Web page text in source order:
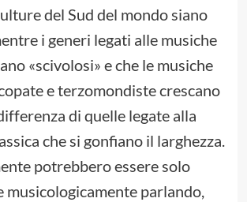
del Sud del mondo siano
i generi legati alle musiche
«scivolosi» e che le musiche
e terzomondiste crescano
di quelle legate alla
che si gonfiano il larghezza.
potrebbero essere solo
musicologicamente parlando,